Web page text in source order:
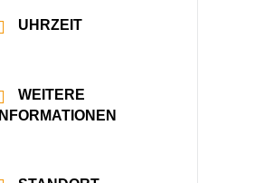
UHRZEIT
WEITERE
INFORMATIONEN